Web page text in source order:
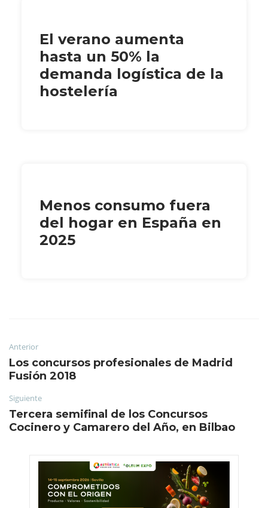
El verano aumenta
hasta un 50% la
demanda logística de la
hostelería
Menos consumo fuera
del hogar en España en
2025
Anterior
Los concursos profesionales de Madrid
Fusión 2018
Siguiente
Tercera semifinal de los Concursos
Cocinero y Camarero del Año, en Bilbao